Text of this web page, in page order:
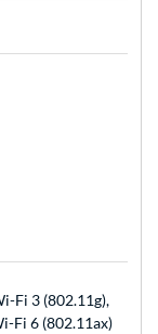
Fi 3 (802.11g),
Fi 6 (802.11ax)